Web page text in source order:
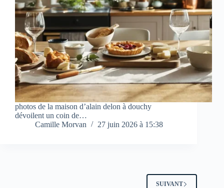
photos de la maison d’alain delon à douchy
dévoilent un coin de…
Camille Morvan
27 juin 2026 à 15:38
SUIVANT